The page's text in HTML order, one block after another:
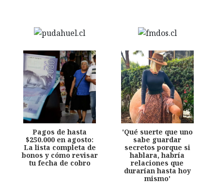
Pagos de hasta
$250.000 en agosto:
La lista completa de
bonos y cómo revisar
tu fecha de cobro
'Qué suerte que uno
sabe guardar
secretos porque si
hablara, habría
relaciones que
durarían hasta hoy
mismo'